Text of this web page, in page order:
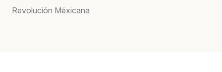
Revolución Méxicana